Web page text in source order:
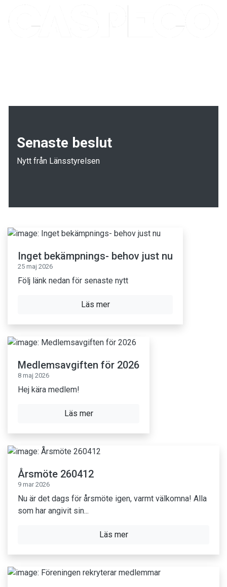
Senaste beslut
Nytt från Länsstyrelsen
Inget bekämpnings- behov just nu
25 maj 2026
Följ länk nedan för senaste nytt
Läs mer
Medlemsavgiften för 2026
8 maj 2026
Hej kära medlem!
Läs mer
Årsmöte 260412
9 mar 2026
Nu är det dags för årsmöte igen, varmt välkomna! Alla
som har angivit sin...
Läs mer